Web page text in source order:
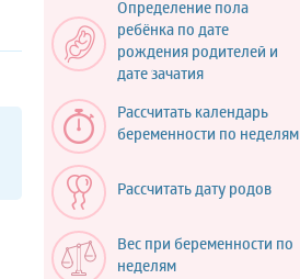
Определение пола
ребёнка по дате
рождения родителей и
дате зачатия
Рассчитать календарь
беременности по неделям
Рассчитать дату родов
Вес при беременности по
неделям